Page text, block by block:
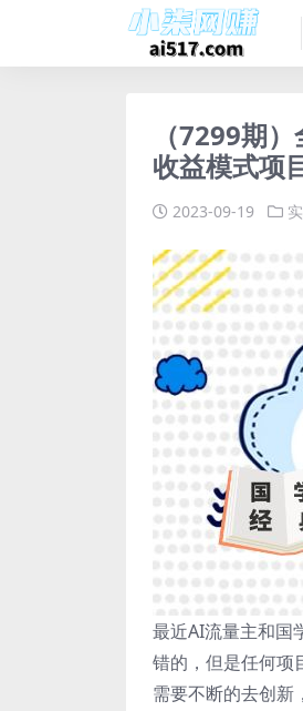
（7299期
收益模式项
2023-09-19
最近AI流量主和国
错的，但是任何项
需要不断的去创新